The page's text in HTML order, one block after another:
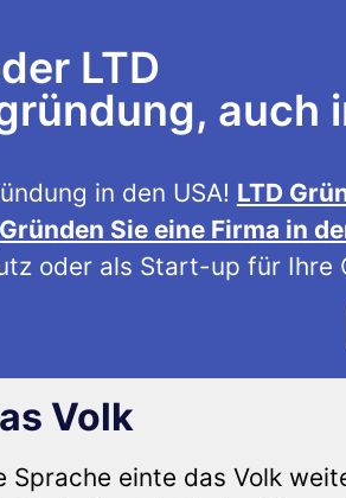
LTD
auch
in den USA! LTD
Gründen Sie eine Firma in
oder als Start-up für Ihre
Volk
Sprache einte das Volk